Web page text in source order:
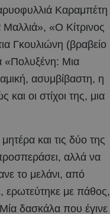
Καραμπέτη
«Ο Κίτρινος
Γκουλιώνη (βραβείο
«Πολυξένη: Μια
ασυμβίβαστη, η
οι στίχοι της, μια
και τις δύο της
αλλά να
το μελάνι, από
ερωτεύτηκε με πάθος,
δασκάλα που έγινε